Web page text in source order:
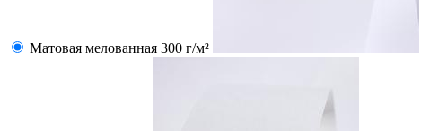
Матовая мелованная 300 г/м²